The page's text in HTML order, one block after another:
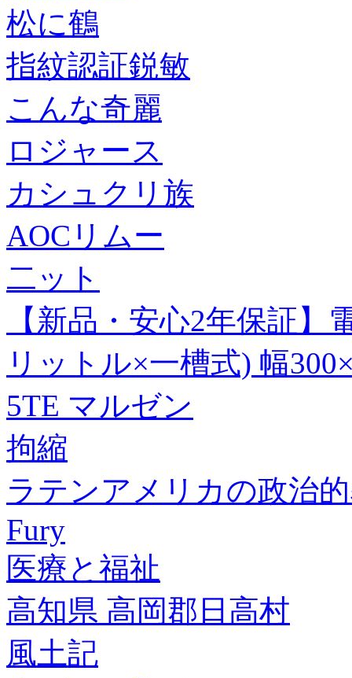
松に鶴
指紋認証鋭敏
こんな奇麗
ロジャース
カシュクリ族
AOCリムー
二ット
【新品・安心2年保証
リットル×一槽式) 幅
5TE マルゼン
拘縮
ラテンアメリカの政治
Fury
医療と福祉
高知県 高岡郡日高村
風土記